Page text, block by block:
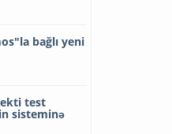
bağlı yeni
test
sisteminə